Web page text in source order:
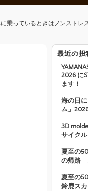
乗っているときはノンストレ
最近の投
2026 に
ます！
海の日
ム」
3D
サイクル
夏至の
の帰路
夏至の
鈴鹿ス